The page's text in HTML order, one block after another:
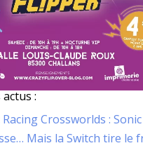
:
Racing Crossworlds :
Mais la Switch tire le